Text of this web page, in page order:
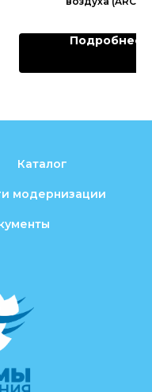
Подробнее
Каталог
модернизации